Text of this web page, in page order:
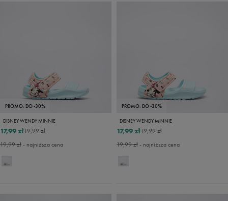
PROMO: DO -30%
DISNEY WENDY MINNIE
19,99 zł
17,99 zł
19,99 zł- najniższa cena
PROMO: DO -30%
DISNEY WENDY MINNIE
19,99 zł
17,99 zł
19,99 zł- najniższa cena